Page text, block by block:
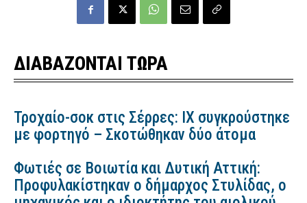
ΔΙΑΒΑΖΟΝΤΑΙ ΤΩΡΑ
Τροχαίο-σοκ στις Σέρρες: ΙΧ συγκρούστηκε
με φορτηγό – Σκοτώθηκαν δύο άτομα
Φωτιές σε Βοιωτία και Δυτική Αττική:
Προφυλακίστηκαν ο δήμαρχος Στυλίδας, ο